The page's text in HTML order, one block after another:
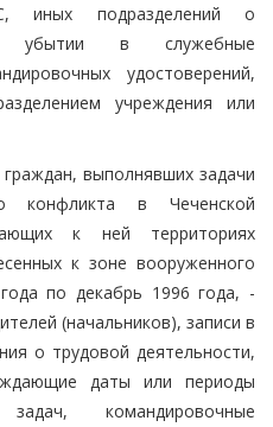
иных подразделений о
убытии в служебные
удостоверений,
учреждения или
выполнявших задачи
конфликта в Чеченской
к ней территориях
к зоне вооруженного
по декабрь 1996 года, -
(начальников), записи в
о трудовой деятельности,
даты или периоды
командировочные